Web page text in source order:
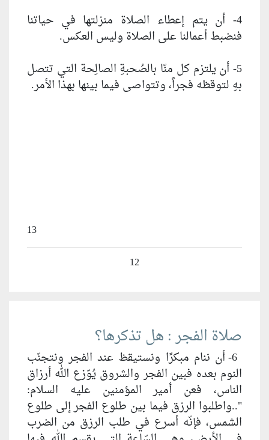
4- أن يتم إعطاء الصلاة منزلتها في حياتنا
فنضبط أعمالنا على الصلاة وليس العكس.
5- أن يلتزم كل منّا بالصُحبةِ الصالِحة التي تتصل
بهِ لتوقظه فجراً، وتتواصى فيما بينها بهذا الأمر.
13
12
صلاة الفجر : هل تذكرها؟
6- أن ننام مبكرًا ونستيقظ عند الفجر ونتجنّب
النوم بعده فبين الفجر والشروق يُوّزع الله أرزاق
الناس، فعن أمير المؤمنين عليه السلام:
"..واطلبوا الرزق فيما بين طلوع الفجر إلى طلوع
الشمس، فإنّه أسرع في طلب الرزق من الضرب